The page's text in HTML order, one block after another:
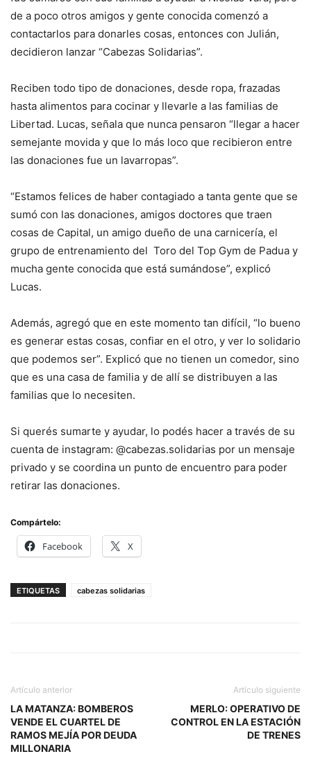
de a poco otros amigos y gente conocida comenzó a
contactarlos para donarles cosas, entonces con Julián,
decidieron lanzar “Cabezas Solidarias”.
Reciben todo tipo de donaciones, desde ropa, frazadas
hasta alimentos para cocinar y llevarle a las familias de
Libertad. Lucas, señala que nunca pensaron “llegar a hacer
semejante movida y que lo más loco que recibieron entre
las donaciones fue un lavarropas”.
“Estamos felices de haber contagiado a tanta gente que se
sumó con las donaciones, amigos doctores que traen
cosas de Capital, un amigo dueño de una carnicería, el
grupo de entrenamiento del Toro del Top Gym de Padua y
mucha gente conocida que está sumándose”, explicó
Lucas.
Además, agregó que en este momento tan difícil, “lo bueno
es generar estas cosas, confiar en el otro, y ver lo solidario
que podemos ser”. Explicó que no tienen un comedor, sino
que es una casa de familia y de allí se distribuyen a las
familias que lo necesiten.
Si querés sumarte y ayudar, lo podés hacer a través de su
cuenta de instagram: @cabezas.solidarias por un mensaje
privado y se coordina un punto de encuentro para poder
retirar las donaciones.
Compártelo:
Facebook X
ETIQUETAS cabezas solidarias
Artículo anterior
LA MATANZA: BOMBEROS
VENDE EL CUARTEL DE
RAMOS MEJÍA POR DEUDA
MILLONARIA
Artículo siguiente
MERLO: OPERATIVO DE
CONTROL EN LA ESTACIÓN
DE TRENES